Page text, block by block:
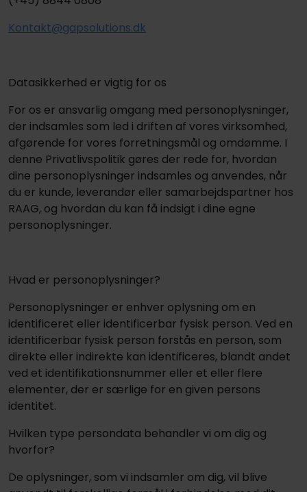
Kontakt@gapsolutions.dk
Datasikkerhed er vigtig for os
For os er ansvarlig omgang med personoplysninger,
der indsamles som led i driften af vores virksomhed,
afgørende for vores forretningsmål og omdømme. I
denne Privatlivspolitik gøres der rede for, hvordan
dine personoplysninger indsamles og anvendes, når
du er kunde, leverandør eller samarbejdspartner hos
RAAG, og hvordan du kan få indsigt i dine egne
personoplysninger.
Hvad er personoplysninger?
Personoplysninger er enhver oplysning om en
identificeret eller identificerbar fysisk person. Ved en
identificerbar fysisk person forstås en person, som
direkte eller indirekte kan identificeres, blandt andet
ved et identifikationsnummer eller et eller flere
elementer, der er særlige for en given persons
identitet.
Hvilken type persondata behandler vi om dig og
hvorfor?
De oplysninger, som vi indsamler om dig, vil blive